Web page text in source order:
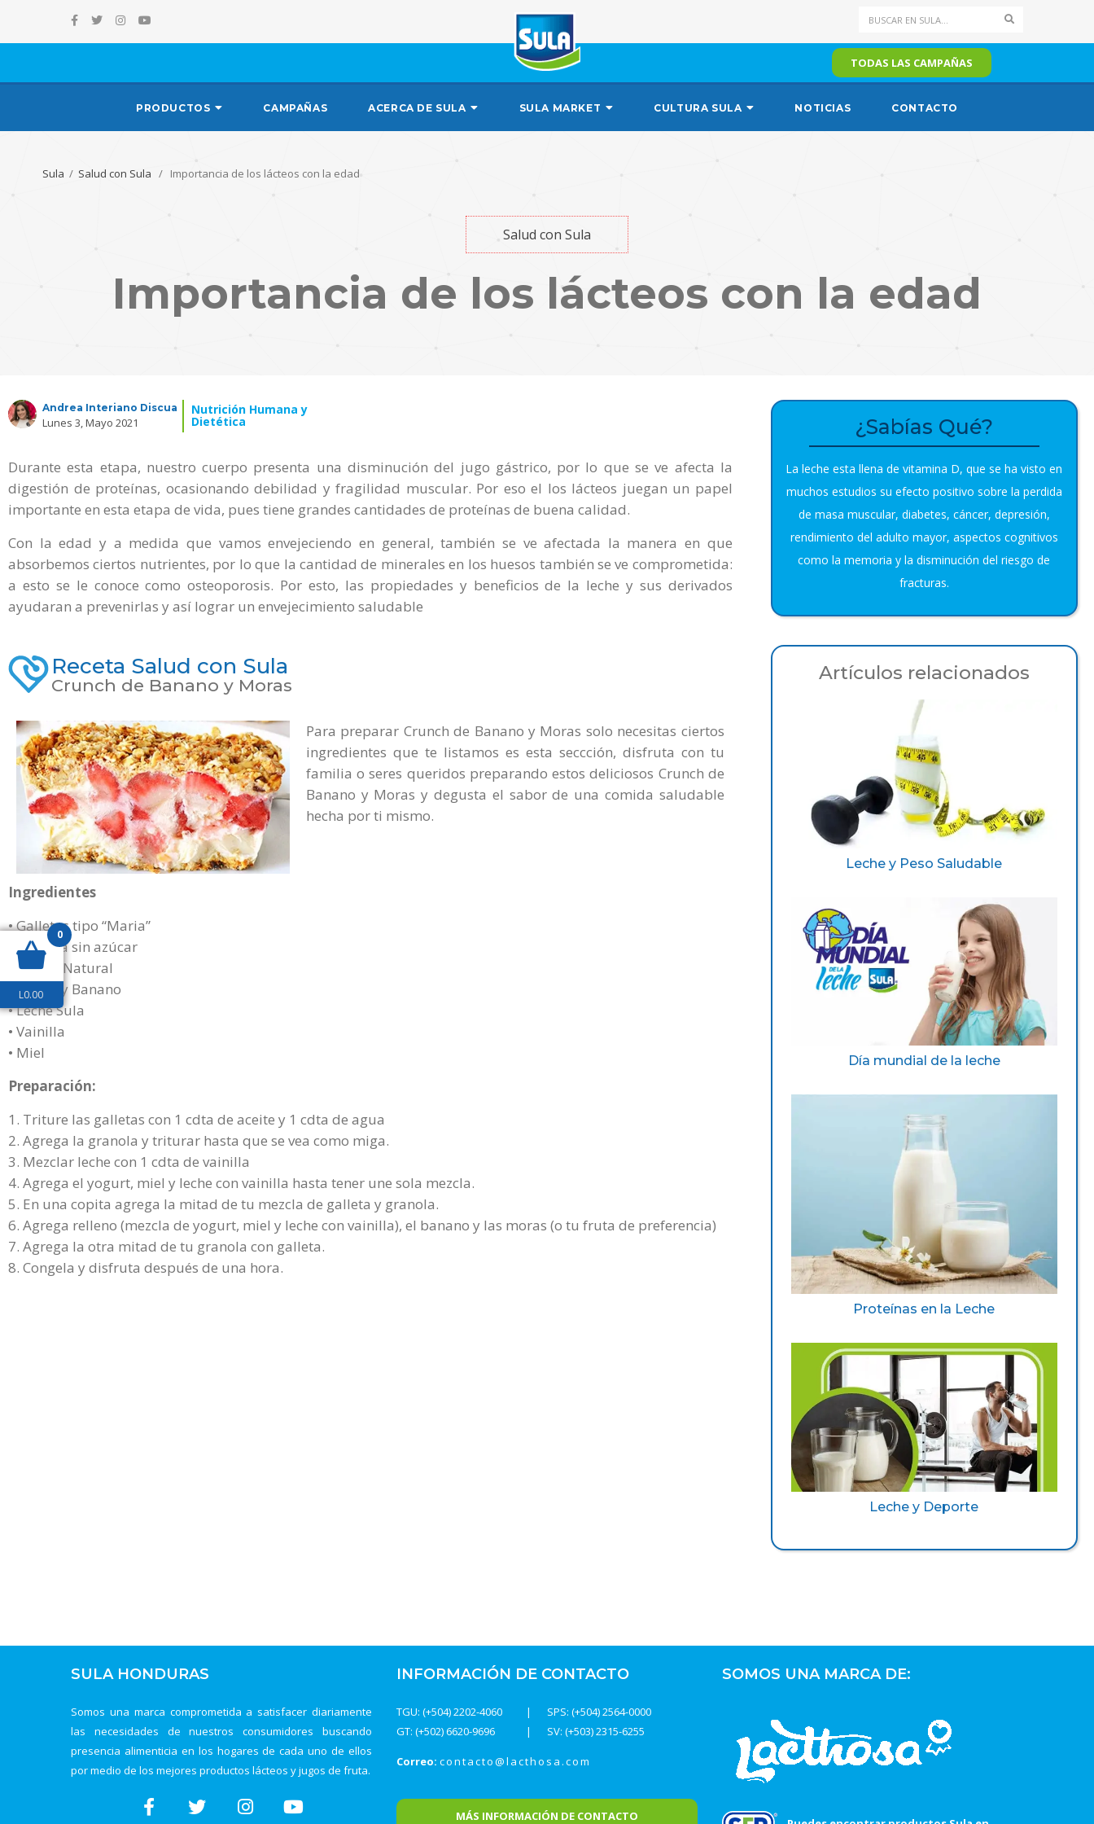
Search
TODAS LAS CAMPAÑAS
PRODUCTOS CAMPAÑAS ACERCA DE SULA SULA MARKET CULTURA SULA NOTICIAS CONTACTO
Sula / Salud con Sula / Importancia de los lácteos con la edad
Salud con Sula
Importancia de los lácteos con la edad
Andrea Interiano Discua
Lunes 3, Mayo 2021
Nutrición Humana y
Dietética
Durante esta etapa, nuestro cuerpo presenta una disminución del jugo gástrico, por lo que se ve afecta la
digestión de proteínas, ocasionando debilidad y fragilidad muscular. Por eso el los lácteos juegan un papel
importante en esta etapa de vida, pues tiene grandes cantidades de proteínas de buena calidad.
Con la edad y a medida que vamos envejeciendo en general, también se ve afectada la manera en que
absorbemos ciertos nutrientes, por lo que la cantidad de minerales en los huesos también se ve comprometida:
a esto se le conoce como osteoporosis. Por esto, las propiedades y beneficios de la leche y sus derivados
ayudaran a prevenirlas y así lograr un envejecimiento saludable
Receta Salud con Sula
Crunch de Banano y Moras
Para preparar Crunch de Banano y Moras solo necesitas ciertos
ingredientes que te listamos es esta seccción, disfruta con tu
familia o seres queridos preparando estos deliciosos Crunch de
Banano y Moras y degusta el sabor de una comida saludable
hecha por ti mismo.
Ingredientes
• Galletas tipo “Maria”
• Granola sin azúcar
• Yogurt Natural
• Moras y Banano
• Leche Sula
• Vainilla
• Miel
Preparación:
1. Triture las galletas con 1 cdta de aceite y 1 cdta de agua
2. Agrega la granola y triturar hasta que se vea como miga.
3. Mezclar leche con 1 cdta de vainilla
4. Agrega el yogurt, miel y leche con vainilla hasta tener une sola mezcla.
5. En una copita agrega la mitad de tu mezcla de galleta y granola.
6. Agrega relleno (mezcla de yogurt, miel y leche con vainilla), el banano y las moras (o tu fruta de preferencia)
7. Agrega la otra mitad de tu granola con galleta.
8. Congela y disfruta después de una hora.
¿Sabías Qué?
La leche esta llena de vitamina D, que se ha visto en
muchos estudios su efecto positivo sobre la perdida
de masa muscular, diabetes, cáncer, depresión,
rendimiento del adulto mayor, aspectos cognitivos
como la memoria y la disminución del riesgo de
fracturas.
Artículos relacionados
Leche y Peso Saludable
Día mundial de la leche
Proteínas en la Leche
Leche y Deporte
SULA HONDURAS
Somos una marca comprometida a satisfacer diariamente
las necesidades de nuestros consumidores buscando
presencia alimenticia en los hogares de cada uno de ellos
por medio de los mejores productos lácteos y jugos de fruta.
INFORMACIÓN DE CONTACTO
TGU: (+504) 2202-4060
SPS: (+504) 2564-0000
SV: (+503) 2315-6255
GT: (+502) 6620-9696
Correo: contacto@lacthosa.com
MÁS INFORMACIÓN DE CONTACTO
SOMOS UNA MARCA DE:
0
L0.00